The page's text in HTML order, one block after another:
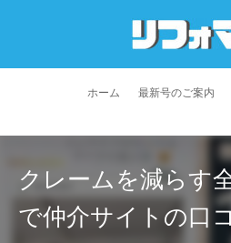
ホーム 最新号のご案内
よくあるご質問
プライバシーポリシー 利
クレームを減らす
で仲介サイトの口